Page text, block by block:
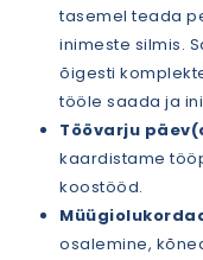
tasemel teada
inimeste silmis.
õigesti
tööle saada ja
Töövarju
kaardistame
koostööd.
osalemine,